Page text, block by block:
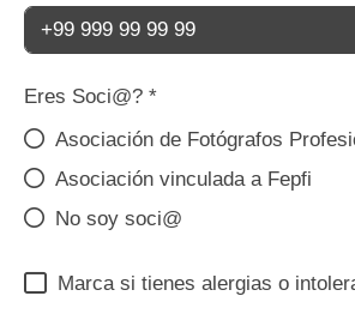
Eres Soci@? *
Asociación de Fotógrafos
Asociación vinculada a Fepfi
No soy soci@
Marca si tienes alergias o